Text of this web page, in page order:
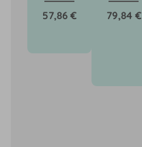
57,86 € 79,84 €